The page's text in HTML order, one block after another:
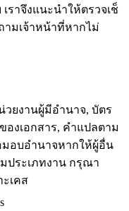
ราจึงแนะนำให้ตรวจเช็
ามเจ้าหน้าที่หากไม่
ยงานผู้มีอำนาจ, บัตร
องเอกสาร, คำแปลตาม
อบอำนาจหากให้ผู้อื่น
ประเภทงาน กรุณา
เคส